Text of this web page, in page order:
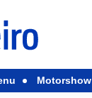
Motorshow